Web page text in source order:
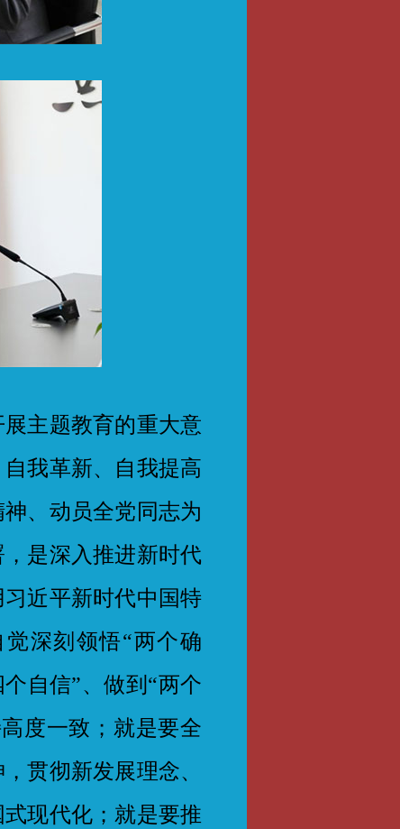
主题教育的重大意
我革新、自我提高
、动员全党同志为
是深入推进新时代
近平新时代中国特
深刻领悟“两个确
自信”、做到“两个
度一致；就是要全
贯彻新发展理念、
现代化；就是要推